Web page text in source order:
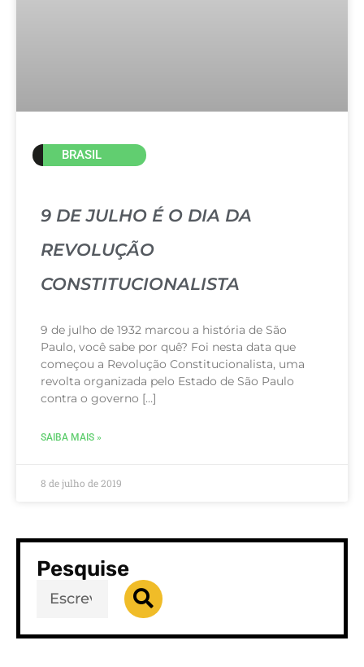
BRASIL
9 DE JULHO É O DIA DA
REVOLUÇÃO
CONSTITUCIONALISTA
9 de julho de 1932 marcou a história de São
Paulo, você sabe por quê? Foi nesta data que
começou a Revolução Constitucionalista, uma
revolta organizada pelo Estado de São Paulo
contra o governo […]
SAIBA MAIS »
8 de julho de 2019
Pesquise